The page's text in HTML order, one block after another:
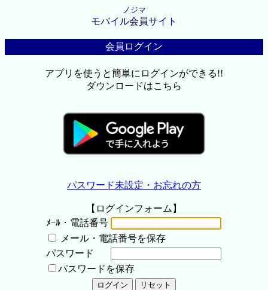
ノジマ
モバイル会員サイト
会員ログイン
アプリを使うと簡単にログインができる!!
ダウンロードはこちら
パスワード未設定・お忘れの方
【ログインフォーム】
ﾒｰﾙ・電話番号
メール・電話番号を保存
パスワード
パスワードを保存